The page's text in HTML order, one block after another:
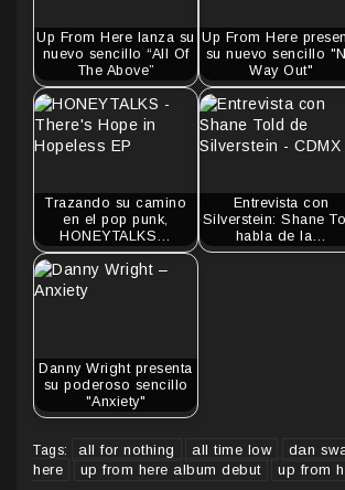
Up From Here lanza su
nuevo sencillo “All Of
The Above”
Up From Here
su nuevo sencillo
Way Out"
Trazando su camino
en el pop punk,
HONEYTALKS…
Entrevista con
Silverstein: Shane
habla de la…
Danny Wright presenta
su poderoso sencillo
"Anxiety"
Tags: all for nothing all time low dan
here
up from here album debut up from